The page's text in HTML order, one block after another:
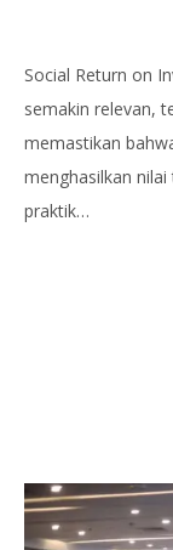
Social Return on
semakin relevan,
memastikan
menghasilkan
praktik…